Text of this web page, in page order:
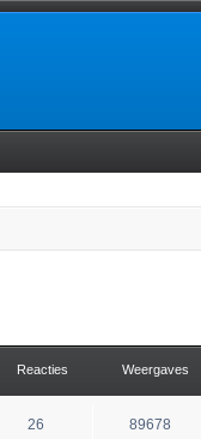
Reacties Weergaves
26 89678